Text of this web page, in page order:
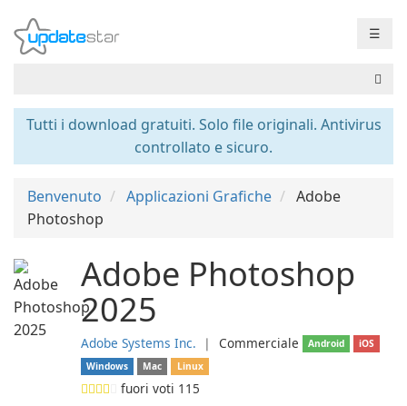
☰
Tutti i download gratuiti. Solo file originali. Antivirus
controllato e sicuro.
Benvenuto Applicazioni Grafiche
Adobe
Photoshop
Adobe Photoshop
2025
Adobe Systems Inc. ❘ Commerciale Android
iOS
Windows
Mac Linux
fuori voti 115